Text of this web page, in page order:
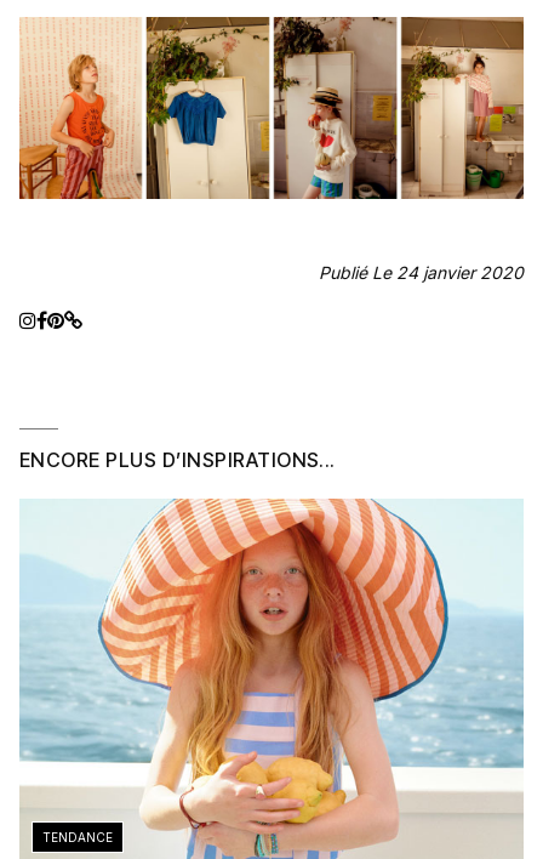
Publié Le 24 janvier 2020
ENCORE PLUS D’INSPIRATIONS...